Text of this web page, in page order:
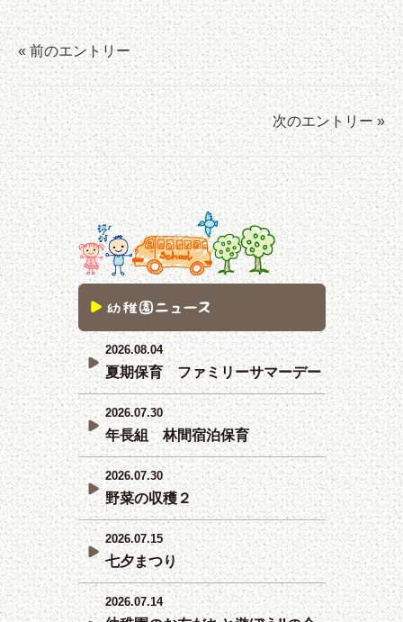
« 前のエントリー
次のエントリー »
2026.08.04
夏期保育 ファミリーサマーデー
2026.07.30
年長組 林間宿泊保育
2026.07.30
野菜の収穫２
2026.07.15
七夕まつり
2026.07.14